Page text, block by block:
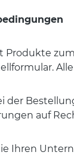
Produkte
der
auf
Ihren